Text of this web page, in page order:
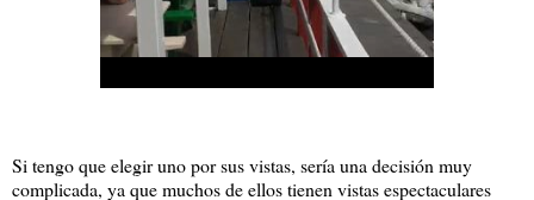
Si tengo que elegir uno por sus vistas, sería una decisión muy
complicada, ya que muchos de ellos tienen vistas espectaculares